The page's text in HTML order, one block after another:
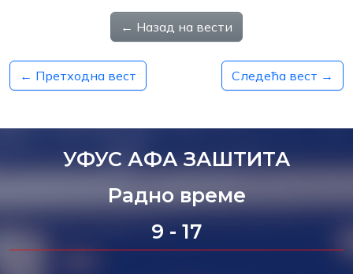
← Назад на вести
← Претходна вест Следећа вест →
УФУС АФА ЗАШТИТА
Радно време
9 - 17